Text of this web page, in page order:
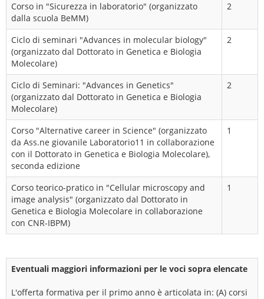
Corso in "Sicurezza in laboratorio" (organizzato
dalla scuola BeMM)
2
Ciclo di seminari "Advances in molecular biology"
(organizzato dal Dottorato in Genetica e Biologia
Molecolare)
2
Ciclo di Seminari: "Advances in Genetics"
(organizzato dal Dottorato in Genetica e Biologia
Molecolare)
2
Corso "Alternative career in Science" (organizzato
da Ass.ne giovanile Laboratorio11 in collaborazione
con il Dottorato in Genetica e Biologia Molecolare),
seconda edizione
1
Corso teorico-pratico in "Cellular microscopy and
image analysis" (organizzato dal Dottorato in
Genetica e Biologia Molecolare in collaborazione
con CNR-IBPM)
1
Eventuali maggiori informazioni per le voci sopra elencate
L'offerta formativa per il primo anno è articolata in: (A) corsi